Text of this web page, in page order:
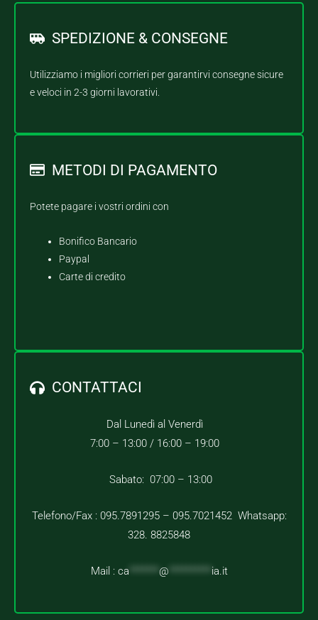
SPEDIZIONE & CONSEGNE
Utilizziamo i migliori corrieri per garantirvi consegne sicure
e veloci in 2-3 giorni lavorativi.
METODI DI PAGAMENTO
Potete pagare i vostri ordini con
Bonifico Bancario
Paypal
Carte di credito
CONTATTACI
Dal Lunedì al Venerdì
7:00 – 13:00 / 16:00 – 19:00
Sabato: 07:00 – 13:00
Telefono/Fax : 095.7891295 – 095.7021452 Whatsapp:
328. 8825848
Mail : ca @ ia.it